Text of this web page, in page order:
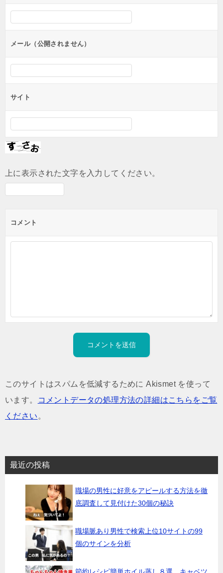
シ
ンメール（公開されません）
サイト
上に表示された文字を入力してください。
コメント
このサイトはスパムを低減するために Akismet を使って
います。
コメントデータの処理方法の詳細はこちらをご覧
ください 。
最近の投稿
職場の男性に好意をアピールする方法を徹
底調査して見付けた30個の秘訣
職場脈あり男性で検索上位10サイトの99
個のサインを分析